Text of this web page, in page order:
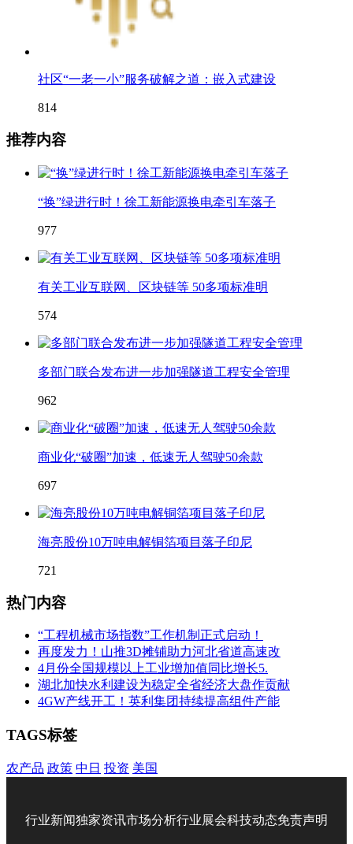
社区“一老一小”服务破解之道：嵌入式建设
814
推荐内容
“换”绿进行时！徐工新能源换电牵引车落子
977
有关工业互联网、区块链等 50多项标准明
574
多部门联合发布进一步加强隧道工程安全管理
962
商业化“破圈”加速，低速无人驾驶50余款
697
海亮股份10万吨电解铜箔项目落子印尼
721
热门内容
“工程机械市场指数”工作机制正式启动！
再度发力！山推3D摊铺助力河北省道高速改
4月份全国规模以上工业增加值同比增长5.
湖北加快水利建设为稳定全省经济大盘作贡献
4GW产线开工！英利集团持续提高组件产能
TAGS标签
农产品 政策 中日 投资 美国
行业新闻独家资讯市场分析行业展会科技动态免责声明